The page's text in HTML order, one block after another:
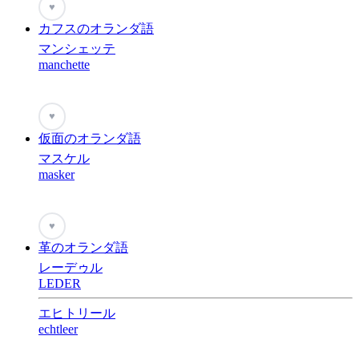
♥
カフスのオランダ語
マンシェッテ
manchette
♥
仮面のオランダ語
マスケル
masker
♥
革のオランダ語
レーデゥル
LEDER
エヒトリール
echtleer